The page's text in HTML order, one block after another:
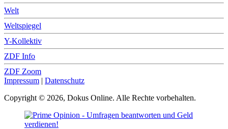
Welt
Weltspiegel
Y-Kollektiv
ZDF Info
ZDF Zoom
Impressum | Datenschutz
Copyright © 2026, Dokus Online. Alle Rechte vorbehalten.